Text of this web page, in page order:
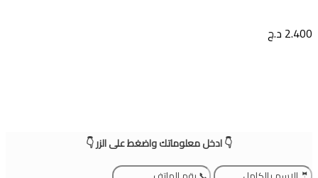
2.400 د.ج
👇 ادخل معلوماتك واضغط على الزر 👇